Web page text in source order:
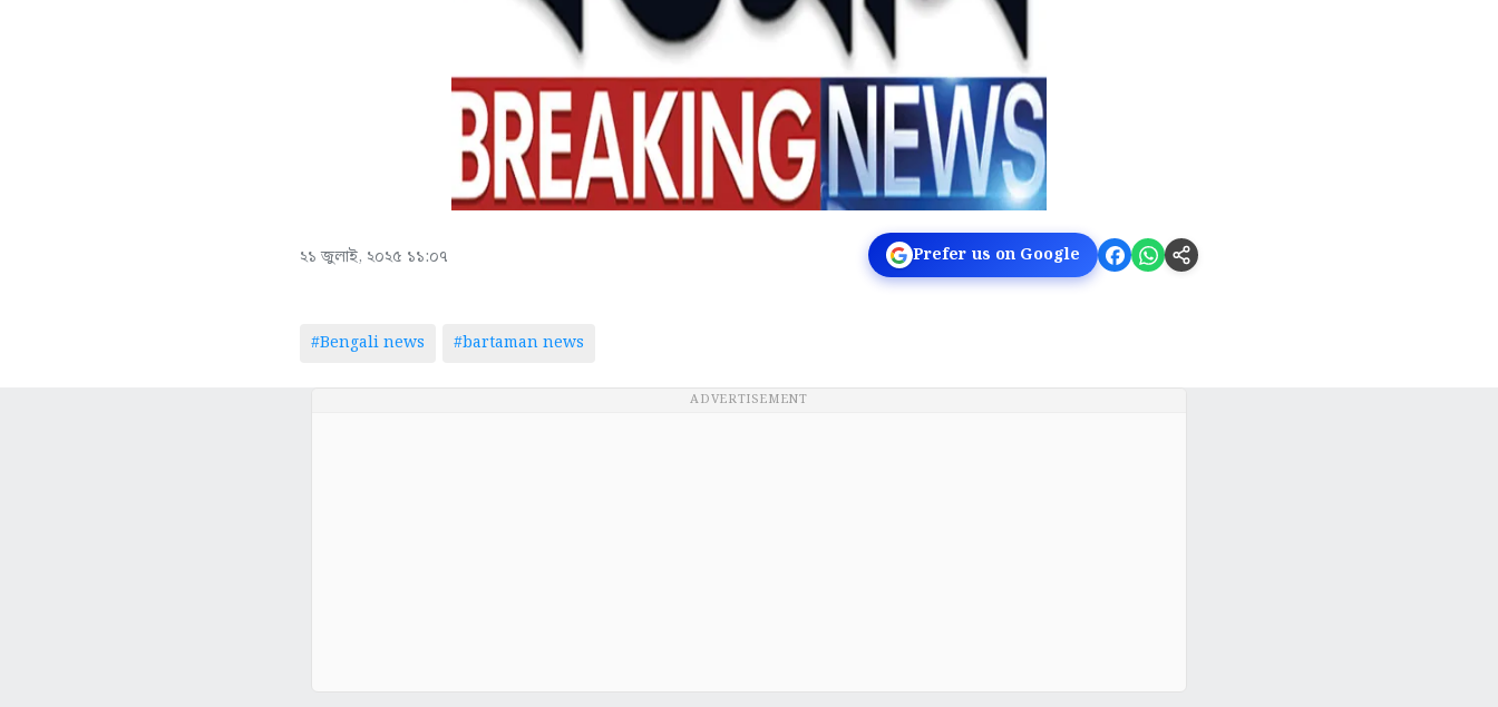
২১ জুলাই, ২০২৫ ১১:০৭ Prefer us on Google
#Bengali news #bartaman news
ADVERTISEMENT